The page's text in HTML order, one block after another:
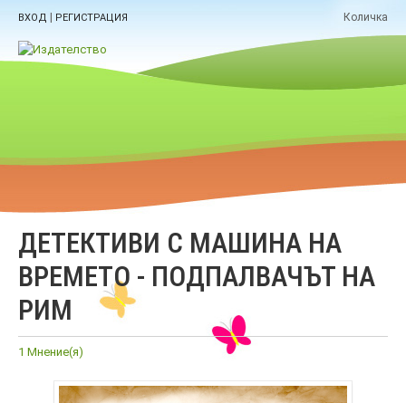
ВХОД | РЕГИСТРАЦИЯ Количка
ДЕТЕКТИВИ С МАШИНА НА
ВРЕМЕТО - ПОДПАЛВАЧЪТ НА
РИМ
1 Мнение(я)